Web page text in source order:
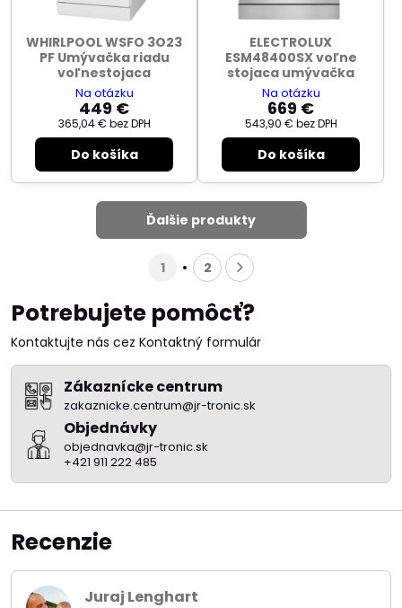
WHIRLPOOL WSFO 3O23
PF Umývačka riadu
voľnestojaca
Na otázku
449 €
365,04 € bez DPH
Do košíka
ELECTROLUX
ESM48400SX voľne
stojaca umývačka
Na otázku
669 €
543,90 € bez DPH
Do košíka
Ďalšie produkty
1 2
Potrebujete pomôcť?
Kontaktujte nás cez Kontaktný formulár
Zákaznícke centrum
zakaznicke.centrum@jr-tronic.sk
Objednávky
objednavka@jr-tronic.sk
+421 911 222 485
Recenzie
Juraj Lenghart